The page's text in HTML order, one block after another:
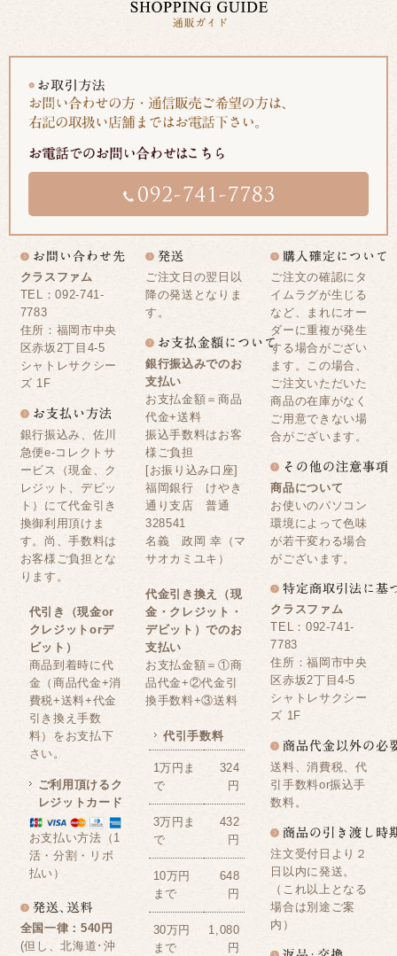
クラスファム
TEL：092-741-
7783
住所：福岡市中央
区赤坂2丁目4-5
シャトレサクシー
ズ 1F
銀行振込み、佐川
急便e-コレクトサ
ービス（現金、ク
レジット、デビッ
ト）にて代金引き
換御利用頂けま
す。尚、手数料は
お客様ご負担とな
ります。
代引き（現金or
クレジットorデ
ビット）
商品到着時に代
金（商品代金+消
費税+送料+代金
引き換え手数
料）をお支払下
さい。
ご利用頂けるク
レジットカード
お支払い方法（1
活・分割・リボ
払い）
全国一律：540円
(但し、北海道･沖
ご注文日の翌日以
降の発送となりま
す。
銀行振込みでのお
支払い
お支払金額＝商品
代金+送料
振込手数料はお客
様ご負担
[お振り込み口座]
福岡銀行 けやき
通り支店 普通
328541
名義 政岡 幸（マ
サオカミユキ）
代金引き換え（現
金・クレジット・
デビット）でのお
支払い
お支払金額＝①商
品代金+②代金引
換手数料+③送料
代引手数料
1万円ま
で
324
円
3万円ま
で
432
円
10万円
まで
648
円
30万円
まで
1,080
円
ご注文の確認にタ
イムラグが生じる
など、まれにオー
ダーに重複が発生
する場合がござい
ます。この場合、
ご注文いただいた
商品の在庫がなく
ご用意できない場
合がございます。
商品について
お使いのパソコン
環境によって色味
が若干変わる場合
がございます。
クラスファム
TEL：092-741-
7783
住所：福岡市中央
区赤坂2丁目4-5
シャトレサクシー
ズ 1F
送料、消費税、代
引手数料or振込手
数料。
注文受付日より２
日以内に発送。
（これ以上となる
場合は別途ご案
内）